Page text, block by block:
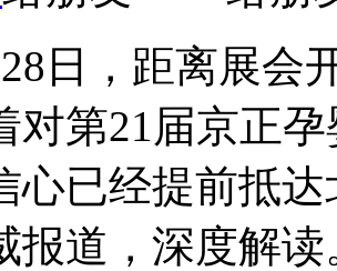
，距离展会开
对第21届京正
心已经提前抵
，深度解读